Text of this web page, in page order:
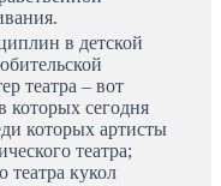
в детской
театра – вот
которых сегодня
которых артисты
театра;
театра кукол